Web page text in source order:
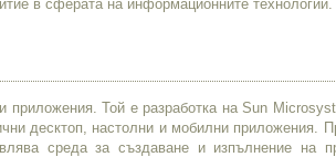
в сферата на информационните технологии.
Той е разработка на Sun
десктоп, настолни и мобилни приложения.
среда за създаване и изпълнение на